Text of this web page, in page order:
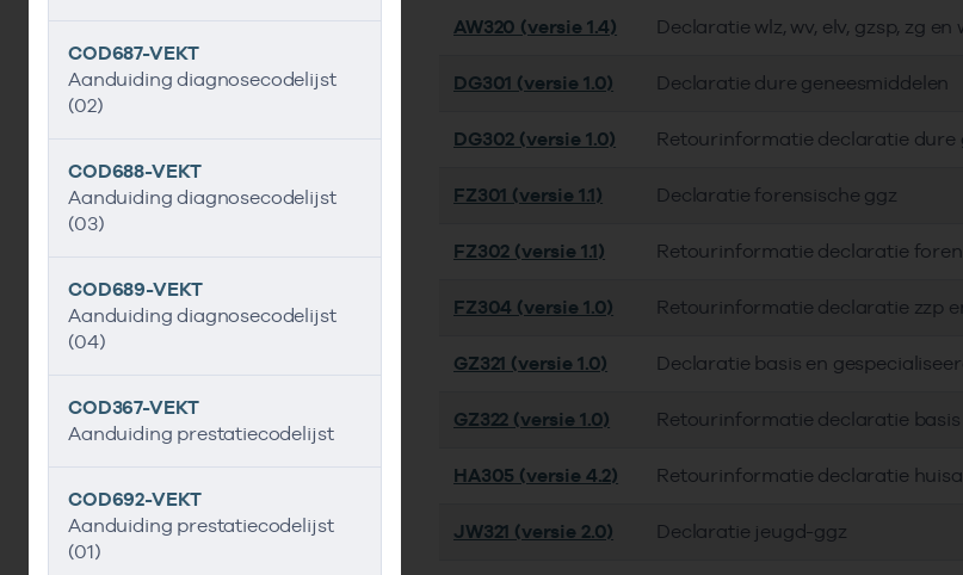
COD687-VEKT
Aanduiding diagnosecodelijst
(02)
COD688-VEKT
Aanduiding diagnosecodelijst
(03)
COD689-VEKT
Aanduiding diagnosecodelijst
(04)
COD367-VEKT
Aanduiding prestatiecodelijst
COD692-VEKT
Aanduiding prestatiecodelijst
(01)
AW320 (versie 1.4) Declaratie wlz, wv, elv, gzsp, zg en
DG301 (versie 1.0) Declaratie dure geneesmiddelen
DG302 (versie 1.0) Retourinformatie declaratie dure
FZ301 (versie 1.1) Declaratie forensische ggz
FZ302 (versie 1.1) Retourinformatie declaratie
FZ304 (versie 1.0) Retourinformatie declaratie zzp
GZ321 (versie 1.0) Declaratie basis en
GZ322 (versie 1.0) Retourinformatie declaratie
HA305 (versie 4.2) Retourinformatie declaratie
JW321 (versie 2.0) Declaratie jeugd-ggz